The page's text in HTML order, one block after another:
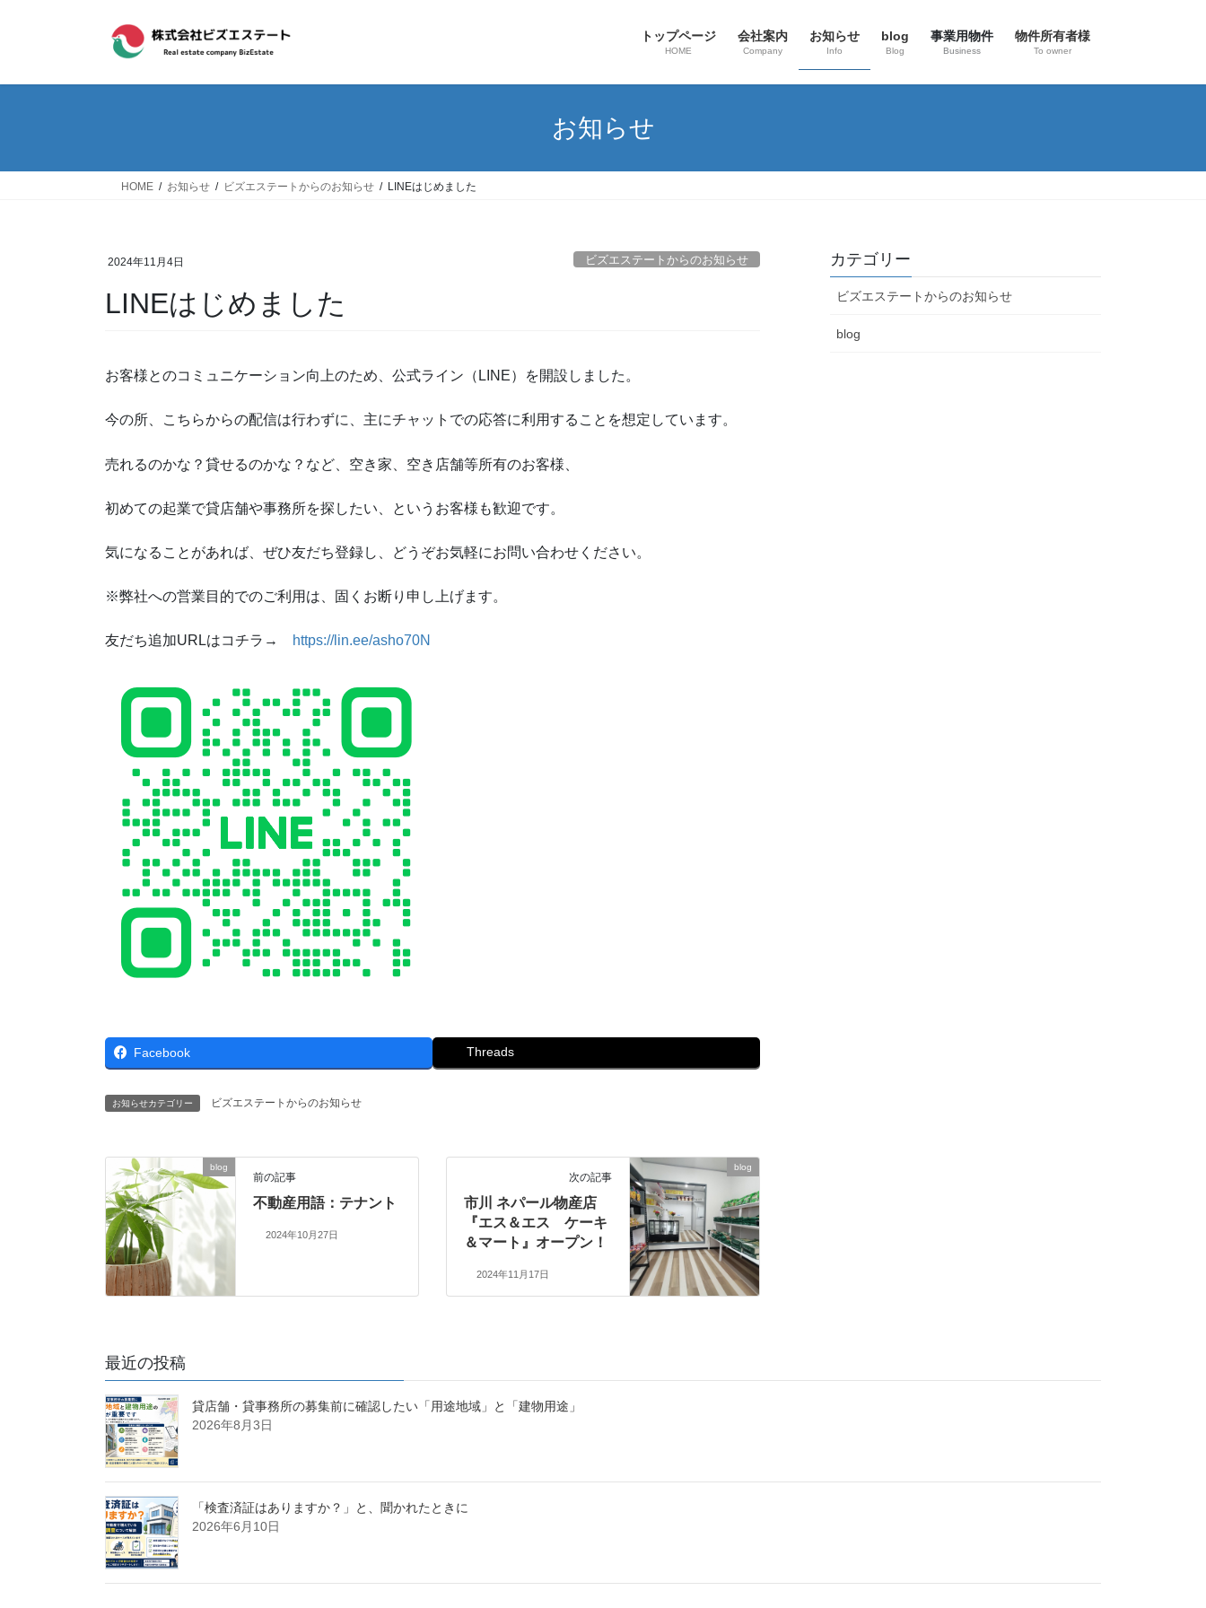
トップページ
HOME
会社案内
Company
お知らせ
Info
blog
Blog
事業用物件
Business
物件所有者様
To owner
お知らせ
HOME お知らせ ビズエステートからのお知らせ LINEはじめました
2024年11月4日 ビズエステートからのお知らせ
LINEはじめました
お客様とのコミュニケーション向上のため、公式ライン（LINE）を開設しました。
今の所、こちらからの配信は行わずに、主にチャットでの応答に利用することを想定しています。
売れるのかな？貸せるのかな？など、空き家、空き店舗等所有のお客様、
初めての起業で貸店舗や事務所を探したい、というお客様も歓迎です。
気になることがあれば、ぜひ友だち登録し、どうぞお気軽にお問い合わせください。
※弊社への営業目的でのご利用は、固くお断り申し上げます。
友だち追加URLはコチラ→ https://lin.ee/asho70N
Facebook Threads
お知らせカテゴリー ビズエステートからのお知らせ
blog
前の記事
不動産用語：テナント
2024年10月27日
blog
次の記事
市川 ネパール物産店
『エス＆エス ケーキ
＆マート』オープン！
2024年11月17日
カテゴリー
ビズエステートからのお知らせ
blog
最近の投稿
貸店舗・貸事務所の募集前に確認したい「用途地域」と「建物用途」
2026年8月3日
「検査済証はありますか？」と、聞かれたときに
2026年6月10日